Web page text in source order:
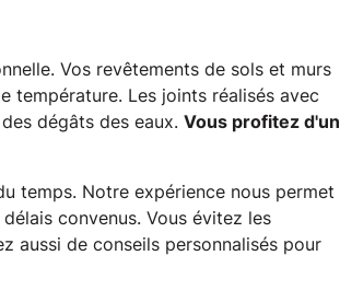
Vos revêtements de sols et murs
température. Les joints réalisés avec
dégâts des eaux. Vous profitez d'un
temps. Notre expérience nous permet
convenus. Vous évitez les
aussi de conseils personnalisés pour